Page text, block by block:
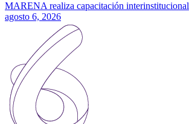
MARENA realiza capacitación interinstitucional
agosto 6, 2026